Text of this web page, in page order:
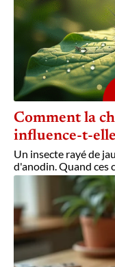
Comment la
influence-t-
Un insecte rayé de
d'anodin. Quand ces